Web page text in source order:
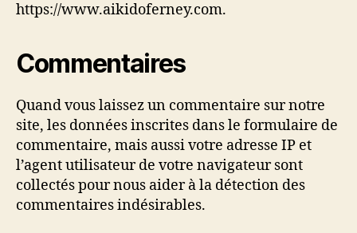
https://www.aikidoferney.com.
Commentaires
Quand vous laissez un commentaire sur notre
site, les données inscrites dans le formulaire de
commentaire, mais aussi votre adresse IP et
l’agent utilisateur de votre navigateur sont
collectés pour nous aider à la détection des
commentaires indésirables.